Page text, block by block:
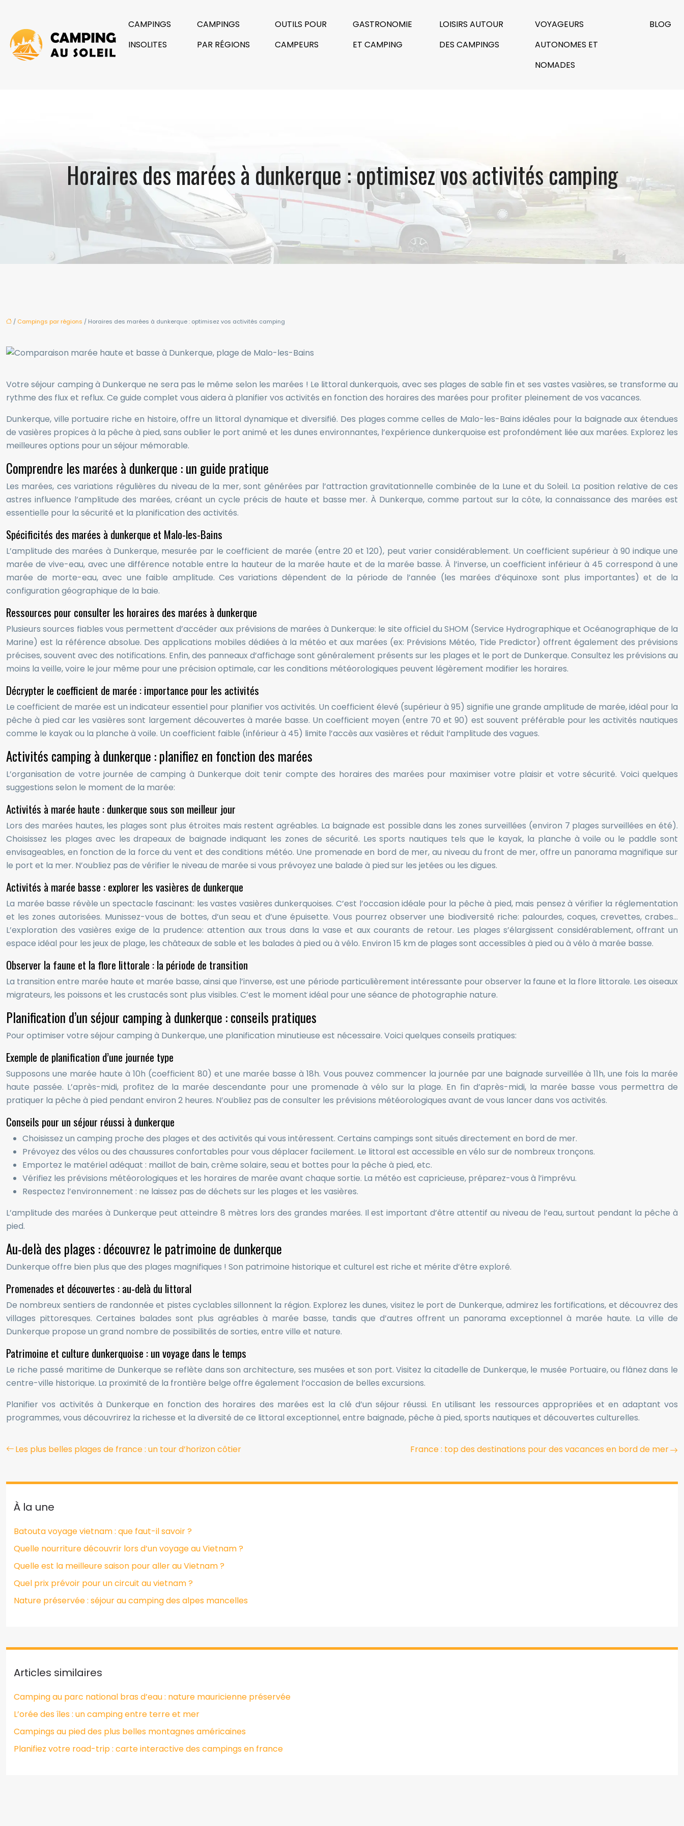
CAMPINGS
INSOLITES
CAMPINGS
PAR RÉGIONS
OUTILS POUR
CAMPEURS
GASTRONOMIE
ET CAMPING
LOISIRS AUTOUR
DES CAMPINGS
VOYAGEURS
AUTONOMES ET
NOMADES
BLOG
Horaires des marées à dunkerque : optimisez vos activités camping
/ Campings par régions / Horaires des marées à dunkerque : optimisez vos activités camping
Votre séjour camping à Dunkerque ne sera pas le même selon les marées ! Le littoral dunkerquois, avec ses plages de sable fin et ses vastes vasières, se transforme au
rythme des flux et reflux. Ce guide complet vous aidera à planifier vos activités en fonction des horaires des marées pour profiter pleinement de vos vacances.
Dunkerque, ville portuaire riche en histoire, offre un littoral dynamique et diversifié. Des plages comme celles de Malo-les-Bains idéales pour la baignade aux étendues
de vasières propices à la pêche à pied, sans oublier le port animé et les dunes environnantes, l’expérience dunkerquoise est profondément liée aux marées. Explorez les
meilleures options pour un séjour mémorable.
Comprendre les marées à dunkerque : un guide pratique
Les marées, ces variations régulières du niveau de la mer, sont générées par l’attraction gravitationnelle combinée de la Lune et du Soleil. La position relative de ces
astres influence l’amplitude des marées, créant un cycle précis de haute et basse mer. À Dunkerque, comme partout sur la côte, la connaissance des marées est
essentielle pour la sécurité et la planification des activités.
Spécificités des marées à dunkerque et Malo-les-Bains
L’amplitude des marées à Dunkerque, mesurée par le coefficient de marée (entre 20 et 120), peut varier considérablement. Un coefficient supérieur à 90 indique une
marée de vive-eau, avec une différence notable entre la hauteur de la marée haute et de la marée basse. À l’inverse, un coefficient inférieur à 45 correspond à une
marée de morte-eau, avec une faible amplitude. Ces variations dépendent de la période de l’année (les marées d’équinoxe sont plus importantes) et de la
configuration géographique de la baie.
Ressources pour consulter les horaires des marées à dunkerque
Plusieurs sources fiables vous permettent d’accéder aux prévisions de marées à Dunkerque: le site officiel du SHOM (Service Hydrographique et Océanographique de la
Marine) est la référence absolue. Des applications mobiles dédiées à la météo et aux marées (ex: Prévisions Météo, Tide Predictor) offrent également des prévisions
précises, souvent avec des notifications. Enfin, des panneaux d’affichage sont généralement présents sur les plages et le port de Dunkerque. Consultez les prévisions au
moins la veille, voire le jour même pour une précision optimale, car les conditions météorologiques peuvent légèrement modifier les horaires.
Décrypter le coefficient de marée : importance pour les activités
Le coefficient de marée est un indicateur essentiel pour planifier vos activités. Un coefficient élevé (supérieur à 95) signifie une grande amplitude de marée, idéal pour la
pêche à pied car les vasières sont largement découvertes à marée basse. Un coefficient moyen (entre 70 et 90) est souvent préférable pour les activités nautiques
comme le kayak ou la planche à voile. Un coefficient faible (inférieur à 45) limite l’accès aux vasières et réduit l’amplitude des vagues.
Activités camping à dunkerque : planifiez en fonction des marées
L’organisation de votre journée de camping à Dunkerque doit tenir compte des horaires des marées pour maximiser votre plaisir et votre sécurité. Voici quelques
suggestions selon le moment de la marée:
Activités à marée haute : dunkerque sous son meilleur jour
Lors des marées hautes, les plages sont plus étroites mais restent agréables. La baignade est possible dans les zones surveillées (environ 7 plages surveillées en été).
Choisissez les plages avec les drapeaux de baignade indiquant les zones de sécurité. Les sports nautiques tels que le kayak, la planche à voile ou le paddle sont
envisageables, en fonction de la force du vent et des conditions météo. Une promenade en bord de mer, au niveau du front de mer, offre un panorama magnifique sur
le port et la mer. N’oubliez pas de vérifier le niveau de marée si vous prévoyez une balade à pied sur les jetées ou les digues.
Activités à marée basse : explorer les vasières de dunkerque
La marée basse révèle un spectacle fascinant: les vastes vasières dunkerquoises. C’est l’occasion idéale pour la pêche à pied, mais pensez à vérifier la réglementation
et les zones autorisées. Munissez-vous de bottes, d’un seau et d’une épuisette. Vous pourrez observer une biodiversité riche: palourdes, coques, crevettes, crabes…
L’exploration des vasières exige de la prudence: attention aux trous dans la vase et aux courants de retour. Les plages s’élargissent considérablement, offrant un
espace idéal pour les jeux de plage, les châteaux de sable et les balades à pied ou à vélo. Environ 15 km de plages sont accessibles à pied ou à vélo à marée basse.
Observer la faune et la flore littorale : la période de transition
La transition entre marée haute et marée basse, ainsi que l’inverse, est une période particulièrement intéressante pour observer la faune et la flore littorale. Les oiseaux
migrateurs, les poissons et les crustacés sont plus visibles. C’est le moment idéal pour une séance de photographie nature.
Planification d’un séjour camping à dunkerque : conseils pratiques
Pour optimiser votre séjour camping à Dunkerque, une planification minutieuse est nécessaire. Voici quelques conseils pratiques:
Exemple de planification d’une journée type
Supposons une marée haute à 10h (coefficient 80) et une marée basse à 18h. Vous pouvez commencer la journée par une baignade surveillée à 11h, une fois la marée
haute passée. L’après-midi, profitez de la marée descendante pour une promenade à vélo sur la plage. En fin d’après-midi, la marée basse vous permettra de
pratiquer la pêche à pied pendant environ 2 heures. N’oubliez pas de consulter les prévisions météorologiques avant de vous lancer dans vos activités.
Conseils pour un séjour réussi à dunkerque
Choisissez un camping proche des plages et des activités qui vous intéressent. Certains campings sont situés directement en bord de mer.
Prévoyez des vélos ou des chaussures confortables pour vous déplacer facilement. Le littoral est accessible en vélo sur de nombreux tronçons.
Emportez le matériel adéquat : maillot de bain, crème solaire, seau et bottes pour la pêche à pied, etc.
Vérifiez les prévisions météorologiques et les horaires de marée avant chaque sortie. La météo est capricieuse, préparez-vous à l’imprévu.
Respectez l’environnement : ne laissez pas de déchets sur les plages et les vasières.
L’amplitude des marées à Dunkerque peut atteindre 8 mètres lors des grandes marées. Il est important d’être attentif au niveau de l’eau, surtout pendant la pêche à
pied.
Au-delà des plages : découvrez le patrimoine de dunkerque
Dunkerque offre bien plus que des plages magnifiques ! Son patrimoine historique et culturel est riche et mérite d’être exploré.
Promenades et découvertes : au-delà du littoral
De nombreux sentiers de randonnée et pistes cyclables sillonnent la région. Explorez les dunes, visitez le port de Dunkerque, admirez les fortifications, et découvrez des
villages pittoresques. Certaines balades sont plus agréables à marée basse, tandis que d’autres offrent un panorama exceptionnel à marée haute. La ville de
Dunkerque propose un grand nombre de possibilités de sorties, entre ville et nature.
Patrimoine et culture dunkerquoise : un voyage dans le temps
Le riche passé maritime de Dunkerque se reflète dans son architecture, ses musées et son port. Visitez la citadelle de Dunkerque, le musée Portuaire, ou flânez dans le
centre-ville historique. La proximité de la frontière belge offre également l’occasion de belles excursions.
Planifier vos activités à Dunkerque en fonction des horaires des marées est la clé d’un séjour réussi. En utilisant les ressources appropriées et en adaptant vos
programmes, vous découvrirez la richesse et la diversité de ce littoral exceptionnel, entre baignade, pêche à pied, sports nautiques et découvertes culturelles.
Les plus belles plages de france : un tour d’horizon côtier France : top des destinations pour des vacances en bord de mer
À la une
Batouta voyage vietnam : que faut-il savoir ?
Quelle nourriture découvrir lors d’un voyage au Vietnam ?
Quelle est la meilleure saison pour aller au Vietnam ?
Quel prix prévoir pour un circuit au vietnam ?
Nature préservée : séjour au camping des alpes mancelles
Articles similaires
Camping au parc national bras d’eau : nature mauricienne préservée
L’orée des îles : un camping entre terre et mer
Campings au pied des plus belles montagnes américaines
Planifiez votre road-trip : carte interactive des campings en france